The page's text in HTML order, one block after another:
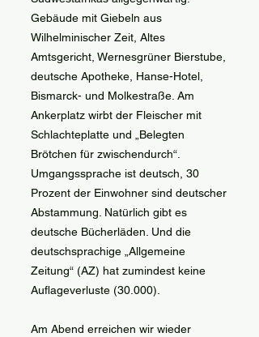
Gebäude mit Giebeln aus
Wilhelminischer Zeit, Altes
Amtsgericht, Wernesgrüner Bierstube,
deutsche Apotheke, Hanse-Hotel,
Bismarck- und Molkestraße. Am
Ankerplatz wirbt der Fleischer mit
Schlachteplatte und „Belegten
Brötchen für zwischendurch“.
Umgangssprache ist deutsch, 30
Prozent der Einwohner sind deutscher
Abstammung. Natürlich gibt es
deutsche Bücherläden. Und die
deutschsprachige „Allgemeine
Zeitung“ (AZ) hat zumindest keine
Auflageverluste (30.000).
Am Abend erreichen wir wieder